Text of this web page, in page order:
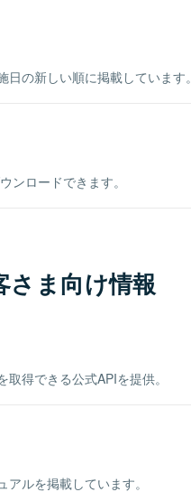
の新しい順に掲載しています。
ンロードできます。
さま向け情報
得できる公式APIを提供。
ルを掲載しています。